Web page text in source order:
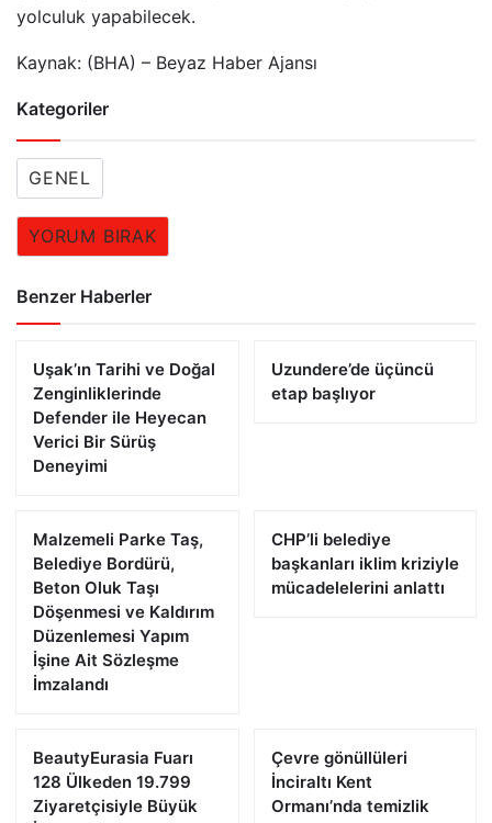
yolculuk yapabilecek.
Kaynak: (BHA) – Beyaz Haber Ajansı
Kategoriler
GENEL
YORUM BIRAK
Benzer Haberler
Uşak’ın Tarihi ve Doğal
Zenginliklerinde
Defender ile Heyecan
Verici Bir Sürüş
Deneyimi
Uzundere’de üçüncü
etap başlıyor
Malzemeli Parke Taş,
Belediye Bordürü,
Beton Oluk Taşı
Döşenmesi ve Kaldırım
Düzenlemesi Yapım
İşine Ait Sözleşme
İmzalandı
CHP’li belediye
başkanları iklim kriziyle
mücadelelerini anlattı
BeautyEurasia Fuarı
128 Ülkeden 19.799
Ziyaretçisiyle Büyük
Çevre gönüllüleri
İnciraltı Kent
Ormanı’nda temizlik